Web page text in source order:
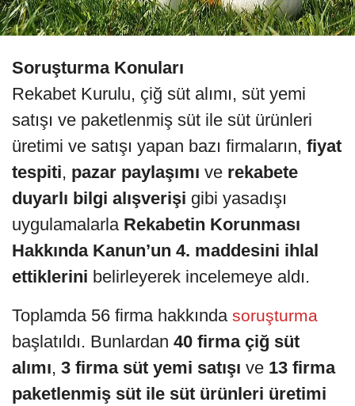
Soruşturma Konuları
Rekabet Kurulu, çiğ süt alımı, süt yemi
satışı ve paketlenmiş süt ile süt ürünleri
üretimi ve satışı yapan bazı firmaların, fiyat
tespiti, pazar paylaşımı ve rekabete
duyarlı bilgi alışverişi gibi yasadışı
uygulamalarla Rekabetin Korunması
Hakkında Kanun’un 4. maddesini ihlal
ettiklerini belirleyerek incelemeye aldı.
Toplamda 56 firma hakkında soruşturma
başlatıldı. Bunlardan 40 firma çiğ süt
alımı, 3 firma süt yemi satışı ve 13 firma
paketlenmiş süt ile süt ürünleri üretimi